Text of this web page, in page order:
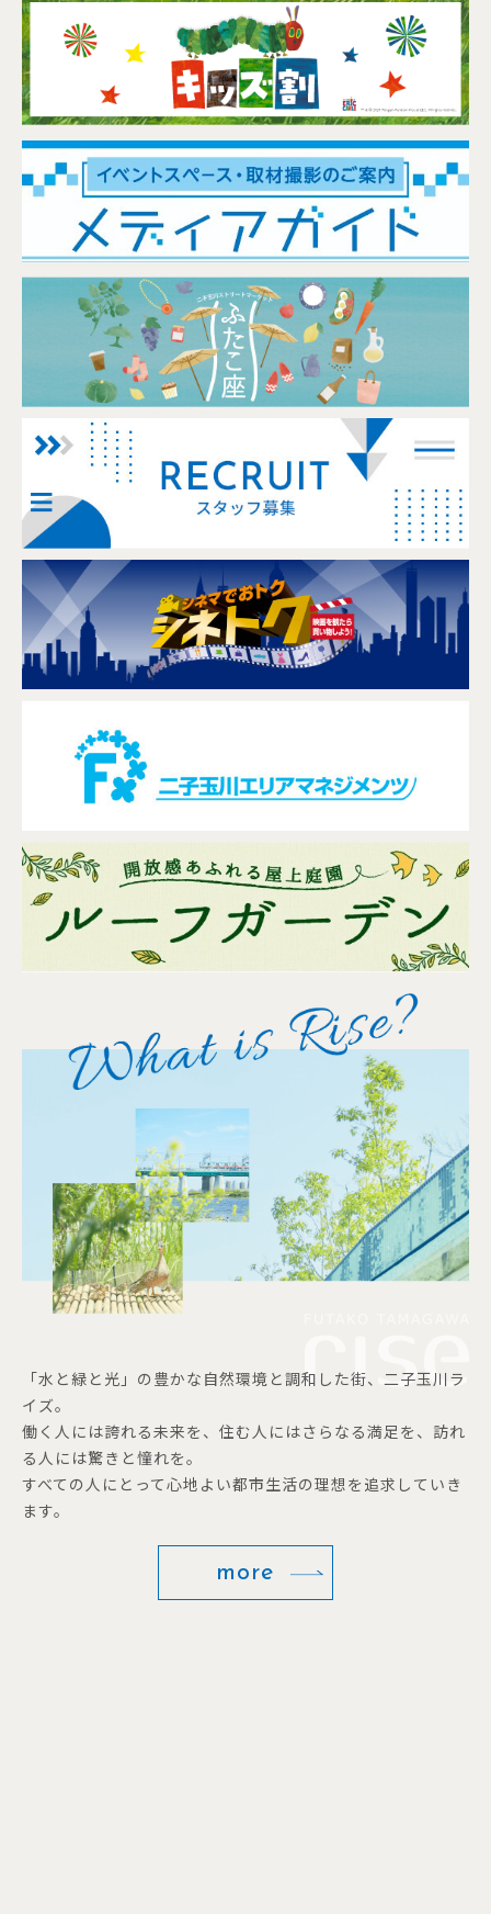
「水と緑と光」の豊かな自然環境と調和した街、二子玉川ラ
イズ。
働く人には誇れる未来を、住む人にはさらなる満足を、訪れ
る人には驚きと憧れを。
すべての人にとって心地よい都市生活の理想を追求していき
ます。
more